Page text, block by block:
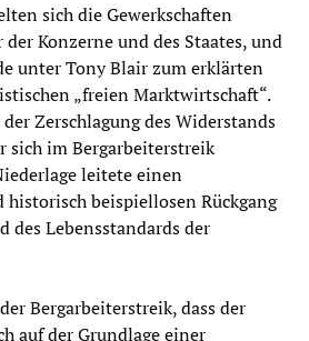
sich die Gewerkschaften
Konzerne und des Staates, und
unter Tony Blair zum erklärten
„freien Marktwirtschaft“.
Zerschlagung des Widerstands
sich im Bergarbeiterstreik
leitete einen
beispiellosen Rückgang
des Lebensstandards der
Bergarbeiterstreik, dass der
auf der Grundlage einer